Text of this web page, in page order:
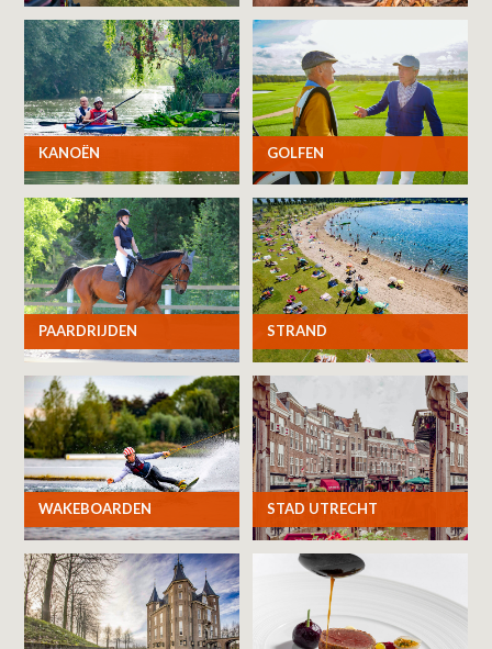
KANOËN GOLFEN
PAARDRIJDEN STRAND
WAKEBOARDEN STAD UTRECHT